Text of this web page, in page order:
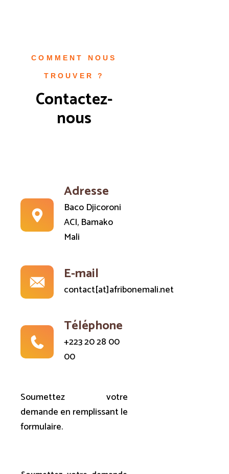
COMMENT NOUS
TROUVER ?
Contactez-
nous
Adresse
Baco Djicoroni
ACI, Bamako
Mali
E-mail
contact[at]afribonemali.net
Téléphone
+223 20 28 00
00
Soumettez votre
demande en remplissant le
formulaire.